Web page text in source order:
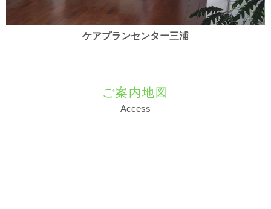
ケアプランセンター三浦
ご案内地図
Access